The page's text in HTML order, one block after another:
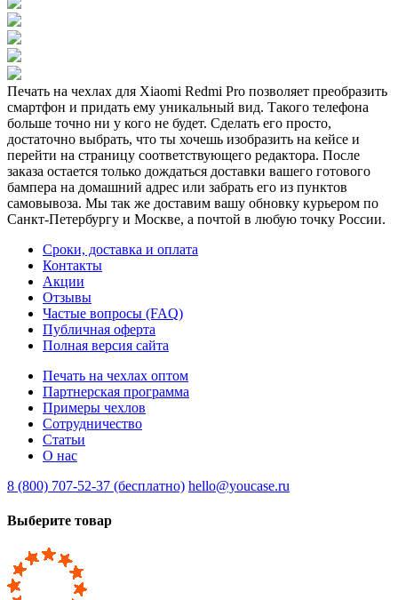
Печать на чехлах для Xiaomi Redmi Pro позволяет преобразить
смартфон и придать ему уникальный вид. Такого телефона
больше точно ни у кого не будет. Сделать его просто,
достаточно выбрать, что ты хочешь изобразить на кейсе и
перейти на страницу соответствующего редактора. После
заказа остается только дождаться доставки вашего готового
бампера на домашний адрес или забрать его из пунктов
самовывоза. Мы так же доставим вашу обновку курьером по
Санкт-Петербургу и Москве, а почтой в любую точку России.
Сроки, доставка и оплата
Контакты
Акции
Отзывы
Частые вопросы (FAQ)
Публичная оферта
Полная версия сайта
Печать на чехлах оптом
Партнерская программа
Примеры чехлов
Сотрудничество
Статьи
О нас
8 (800) 707-52-37 (бесплатно) hello@youcase.ru
Выберите товар